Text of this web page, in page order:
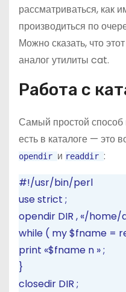
рассматриваться, как
производиться по
Можно сказать, что
аналог утилиты cat.
Работа с
Самый простой способ
есть в каталоге — это
opendir и readdir :
#!/usr/bin/perl
usestrict ;
opendir DIR , «/home/
while ( my$fname =
print «$fname n »;
}
closedir DIR ;